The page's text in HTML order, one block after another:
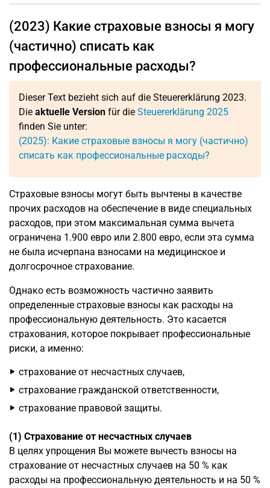
(2023) Какие страховые взносы я могу
(частично) списать как
профессиональные расходы?
Dieser Text bezieht sich auf die Steuererklärung 2023.
Die aktuelle Version für die Steuererklärung 2025
finden Sie unter:
(2025): Какие страховые взносы я могу (частично)
списать как профессиональные расходы?
Страховые взносы могут быть вычтены в качестве
прочих расходов на обеспечение в виде специальных
расходов, при этом максимальная сумма вычета
ограничена 1.900 евро или 2.800 евро, если эта сумма
не была исчерпана взносами на медицинское и
долгосрочное страхование.
Однако есть возможность частично заявить
определенные страховые взносы как расходы на
профессиональную деятельность. Это касается
страхования, которое покрывает профессиональные
риски, а именно:
страхование от несчастных случаев,
страхование гражданской ответственности,
страхование правовой защиты.
(1) Страхование от несчастных случаев
В целях упрощения Вы можете вычесть взносы на
страхование от несчастных случаев на 50 % как
расходы на профессиональную деятельность и на 50 %